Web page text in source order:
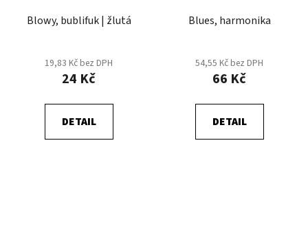
Blowy, bublifuk | žlutá
19,83 Kč bez DPH
24 Kč
DETAIL
Blues, harmonika
54,55 Kč bez DPH
66 Kč
DETAIL